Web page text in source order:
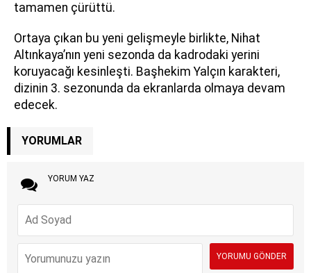
tamamen çürüttü.
Ortaya çıkan bu yeni gelişmeyle birlikte, Nihat
Altınkaya’nın yeni sezonda da kadrodaki yerini
koruyacağı kesinleşti. Başhekim Yalçın karakteri,
dizinin 3. sezonunda da ekranlarda olmaya devam
edecek.
YORUMLAR
YORUM YAZ